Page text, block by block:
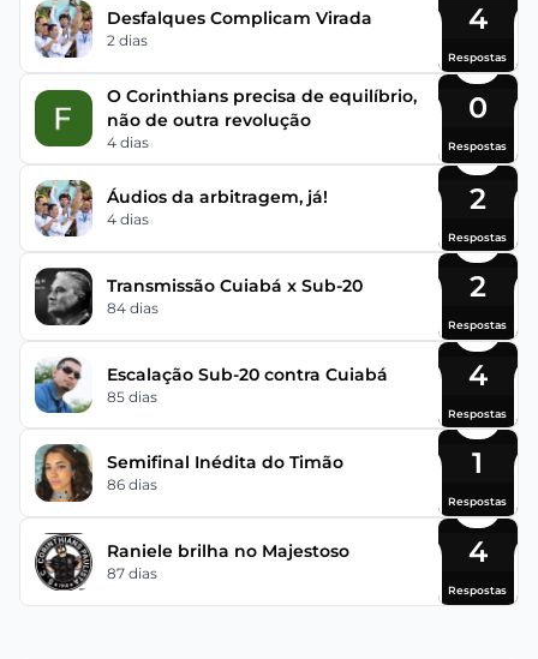
Desfalques Complicam Virada
2 dias
4
Respostas
O Corinthians precisa de equilíbrio,
não de outra revolução
4 dias
0
Respostas
Áudios da arbitragem, já!
4 dias
2
Respostas
Transmissão Cuiabá x Sub-20
84 dias
2
Respostas
Escalação Sub-20 contra Cuiabá
85 dias
4
Respostas
Semifinal Inédita do Timão
86 dias
1
Respostas
Raniele brilha no Majestoso
87 dias
4
Respostas